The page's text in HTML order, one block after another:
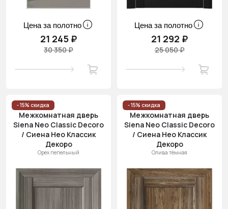
Цена за полотно
21 245 ₽
30 350 ₽
Цена за полотно
21 292 ₽
25 050 ₽
- 15% скидка
Межкомнатная дверь
Siena Neo Classic Decoro
/ Сиена Нео Классик
Декоро
Орех пепельный
- 15% скидка
Межкомнатная дверь
Siena Neo Classic Decoro
/ Сиена Нео Классик
Декоро
Олива тёмная